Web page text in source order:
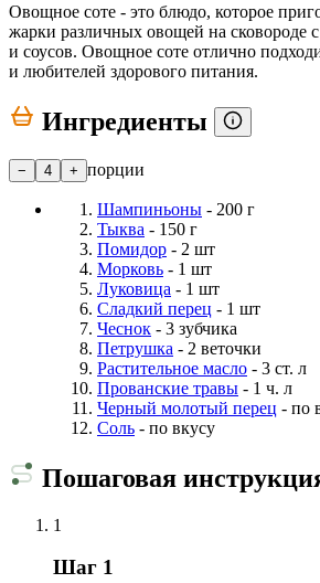
Овощное соте - это блюдо, которое
жарки различных овощей на сковороде
и соусов. Овощное соте отлично
и любителей здорового питания.
Ингредиенты
− 4 + порции
Шампиньоны - 200 г
Тыква - 150 г
Помидор - 2 шт
Морковь - 1 шт
Луковица - 1 шт
Сладкий перец - 1 шт
Чеснок - 3 зубчика
Петрушка - 2 веточки
Растительное масло - 3 ст. л
Прованские травы - 1 ч. л
Черный молотый перец - по
Соль - по вкусу
Пошаговая
1
Шаг 1